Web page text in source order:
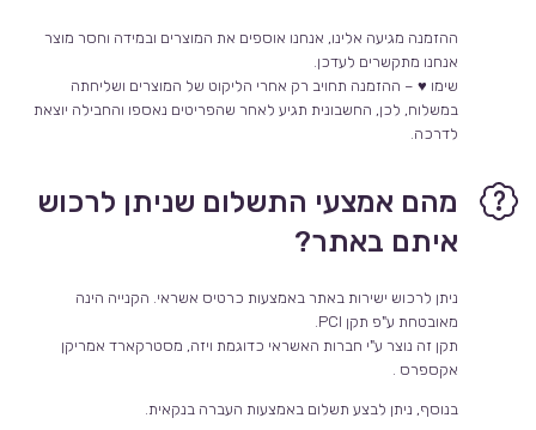
ההזמנה מגיעה אלינו, אנחנו אוספים את המוצרים ובמידה וחסר מוצר
אנחנו מתקשרים לעדכן.
שימו ♥ – ההזמנה תחויב רק אחרי הליקוט של המוצרים ושליחתה
במשלוח, לכן, החשבונית תגיע לאחר שהפריטים נאספו והחבילה יוצאת
לדרכה.
מהם אמצעי התשלום שניתן לרכוש
איתם באתר?
ניתן לרכוש ישירות באתר באמצעות כרטיס אשראי. הקנייה הינה
מאובטחת ע"פ תקן PCI.
תקן זה נוצר ע"י חברות האשראי כדוגמת ויזה, מסטרקארד אמריקן
אקספרס .
בנוסף, ניתן לבצע תשלום באמצעות העברה בנקאית.